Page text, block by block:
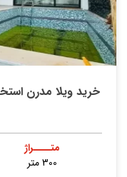
خرید ویلا مدرن
متــــراژ
300 متر